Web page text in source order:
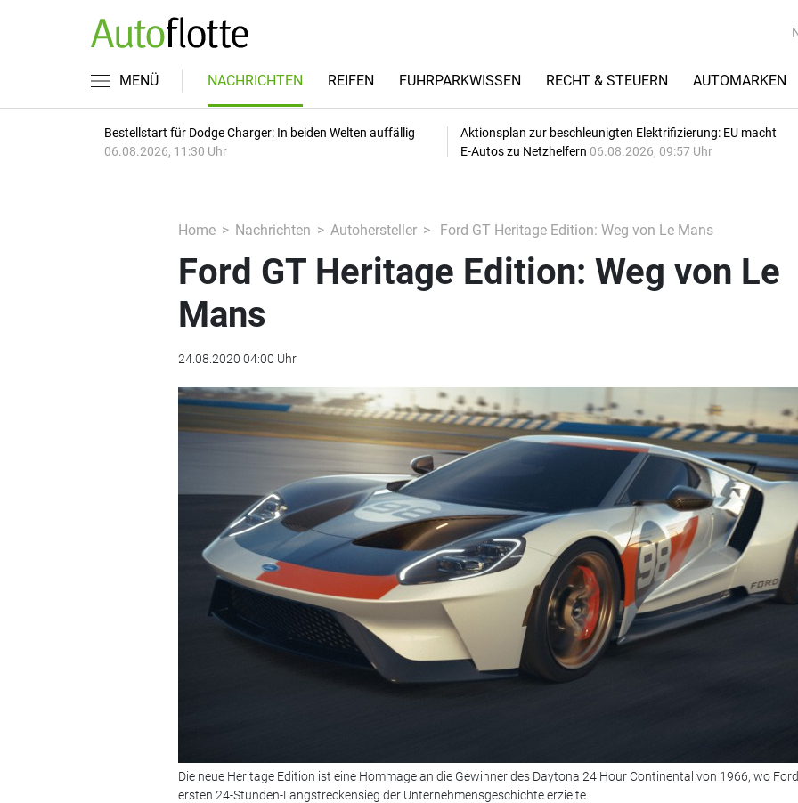
MENÜ NACHRICHTEN REIFEN FUHRPARKWISSEN RECHT & STEUERN AUTOMARKEN
Bestellstart für Dodge Charger: In beiden Welten auffällig
06.08.2026, 11:30 Uhr
Aktionsplan zur beschleunigten Elektrifizierung: EU macht
E-Autos zu Netzhelfern 06.08.2026, 09:57 Uhr
Home Nachrichten Autohersteller Ford GT Heritage Edition: Weg von Le Mans
Ford GT Heritage Edition: Weg von Le
Mans
24.08.2020 04:00 Uhr
Die neue Heritage Edition ist eine Hommage an die Gewinner des Daytona 24 Hour Continental von 1966, wo
ersten 24-Stunden-Langstreckensieg der Unternehmensgeschichte erzielte.